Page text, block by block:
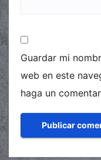
Guardar mi
web en este
haga un